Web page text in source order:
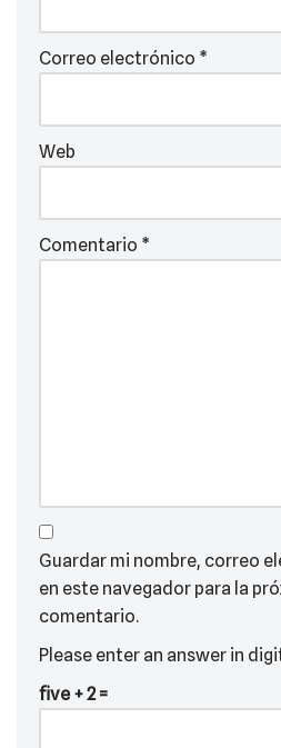
Correo electrónico *
Web
Comentario *
Guardar mi nombre, correo
en este navegador para la
comentario.
Please enter an answer in
five + 2 =